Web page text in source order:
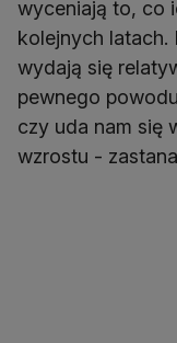
wyceniają to, co
kolejnych latach.
wydają się
pewnego
czy uda nam się
wzrostu -